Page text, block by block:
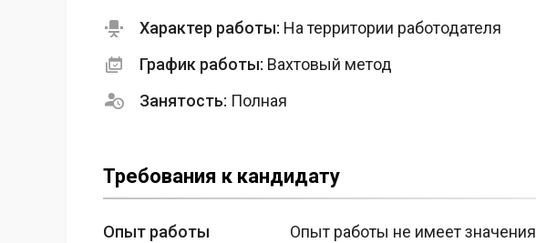
Характер работы: На территории работодателя
График работы: Вахтовый метод
Занятость: Полная
Требования к кандидату
Опыт работы
Опыт работы не имеет значения